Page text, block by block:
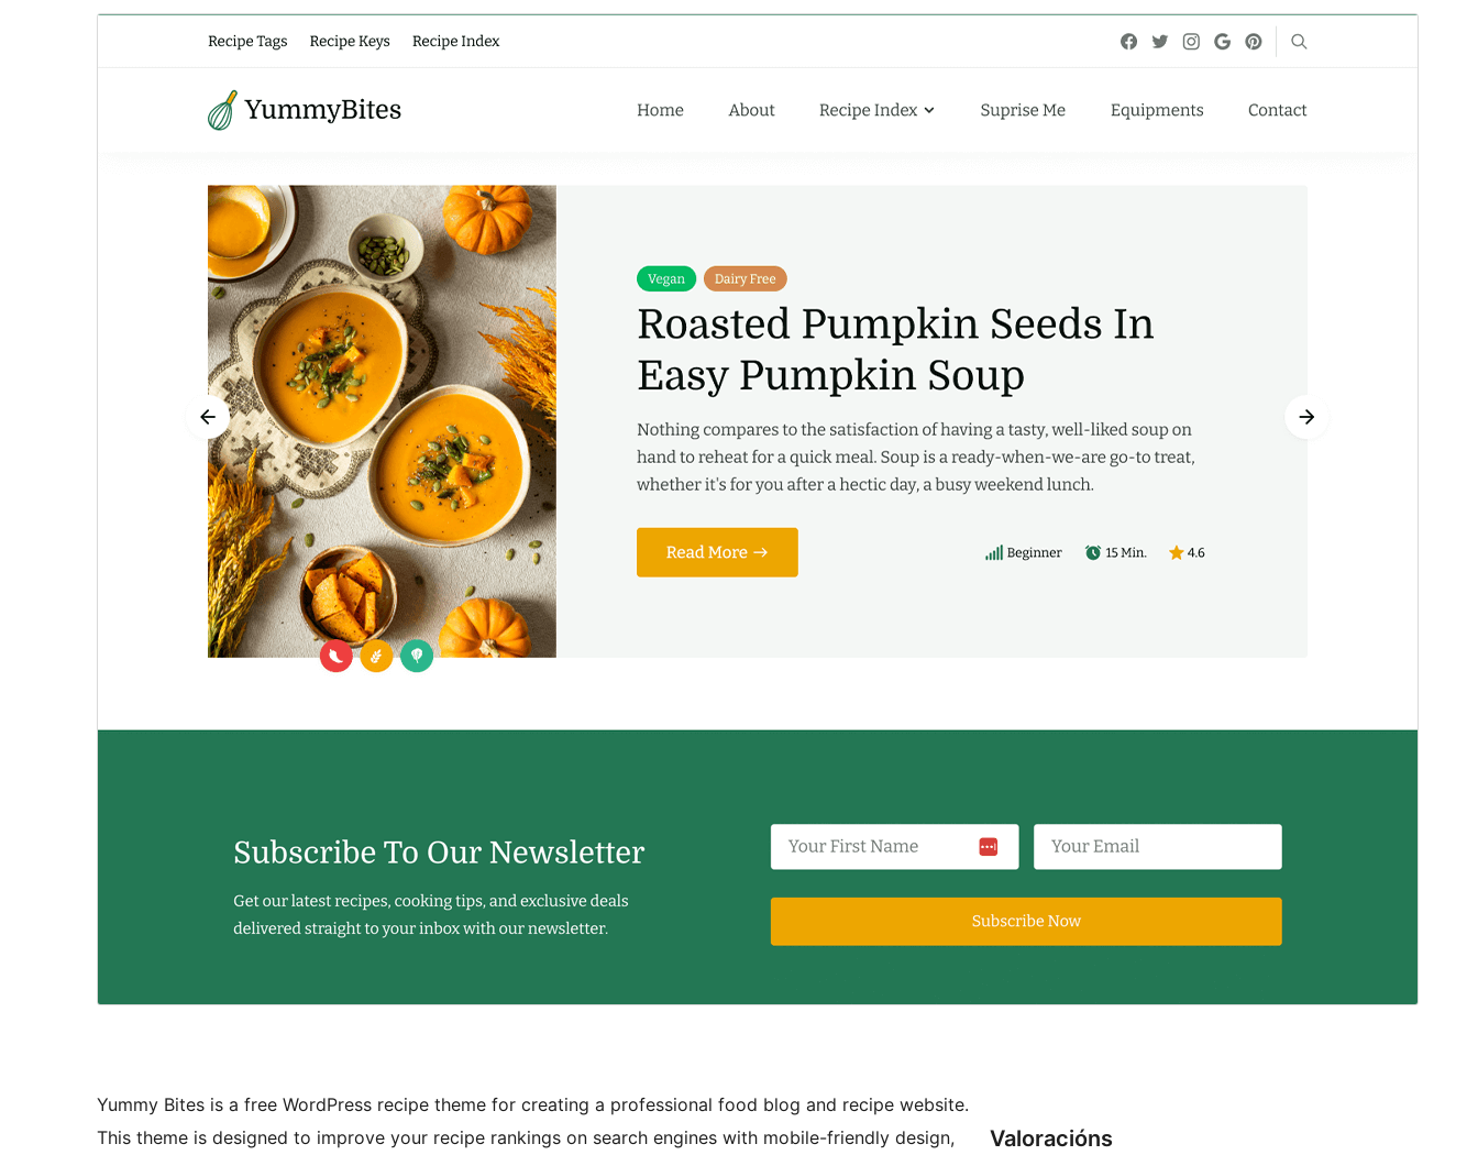
Tema comercial
Vista previa Descarga
Yummy Bites is a free WordPress recipe theme for creating a professional food blog and recipe website.
This theme is designed to improve your recipe rankings on search engines with mobile-friendly design,
Valoracións